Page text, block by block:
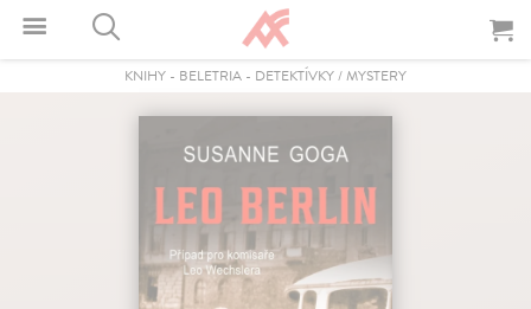
KNIHY - BELETRIA - DETEKTÍVKY / MYSTERY